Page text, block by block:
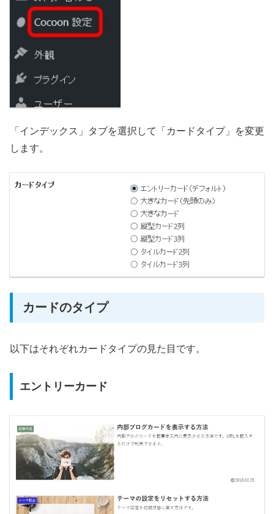
「インデックス」タブを選択して「カードタイプ」を変更
します。
カードのタイプ
以下はそれぞれカードタイプの見た目です。
エントリーカード